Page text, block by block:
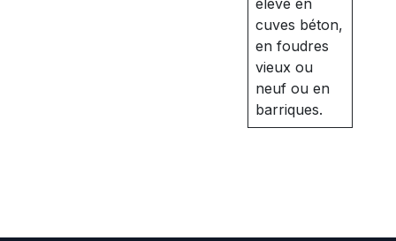
cuves béton,
en foudres
vieux ou
neuf ou en
barriques.